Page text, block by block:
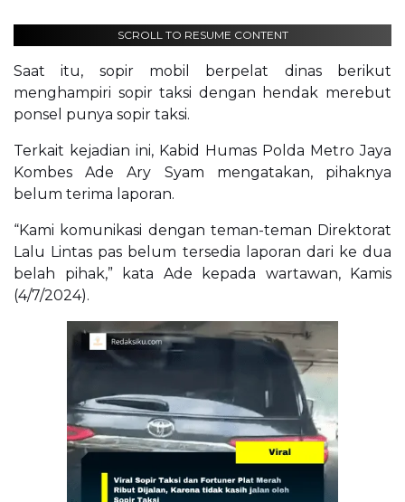
SCROLL TO RESUME CONTENT
Saat itu, sopir mobil berpelat dinas berikut
menghampiri sopir taksi dengan hendak merebut
ponsel punya sopir taksi.
Terkait kejadian ini, Kabid Humas Polda Metro Jaya
Kombes Ade Ary Syam mengatakan, pihaknya
belum terima laporan.
“Kami komunikasi dengan teman-teman Direktorat
Lalu Lintas pas belum tersedia laporan dari ke dua
belah pihak,” kata Ade kepada wartawan, Kamis
(4/7/2024).